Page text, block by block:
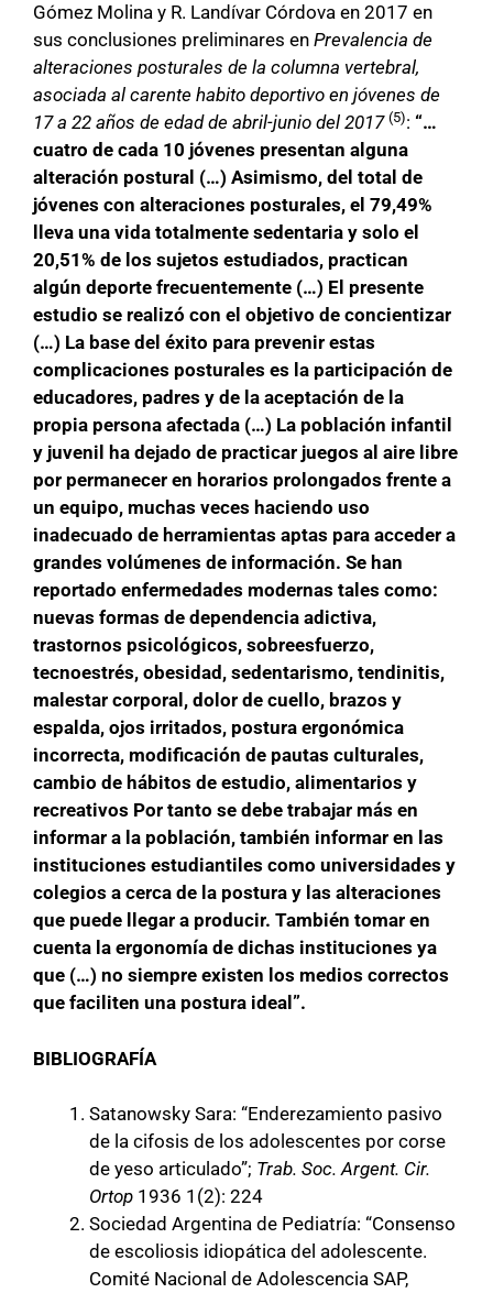
Gómez Molina y R. Landívar Córdova en 2017 en
sus conclusiones preliminares en Prevalencia de
alteraciones posturales de la columna vertebral,
asociada al carente habito deportivo en jóvenes de
17 a 22 años de edad de abril-junio del 2017 (5): “…
cuatro de cada 10 jóvenes presentan alguna
alteración postural (…) Asimismo, del total de
jóvenes con alteraciones posturales, el 79,49%
lleva una vida totalmente sedentaria y solo el
20,51% de los sujetos estudiados, practican
algún deporte frecuentemente (…) El presente
estudio se realizó con el objetivo de concientizar
(…) La base del éxito para prevenir estas
complicaciones posturales es la participación de
educadores, padres y de la aceptación de la
propia persona afectada (…) La población infantil
y juvenil ha dejado de practicar juegos al aire libre
por permanecer en horarios prolongados frente a
un equipo, muchas veces haciendo uso
inadecuado de herramientas aptas para acceder a
grandes volúmenes de información. Se han
reportado enfermedades modernas tales como:
nuevas formas de dependencia adictiva,
trastornos psicológicos, sobreesfuerzo,
tecnoestrés, obesidad, sedentarismo, tendinitis,
malestar corporal, dolor de cuello, brazos y
espalda, ojos irritados, postura ergonómica
incorrecta, modificación de pautas culturales,
cambio de hábitos de estudio, alimentarios y
recreativos Por tanto se debe trabajar más en
informar a la población, también informar en las
instituciones estudiantiles como universidades y
colegios a cerca de la postura y las alteraciones
que puede llegar a producir. También tomar en
cuenta la ergonomía de dichas instituciones ya
que (…) no siempre existen los medios correctos
que faciliten una postura ideal”.
BIBLIOGRAFÍA
Satanowsky Sara: “Enderezamiento pasivo
de la cifosis de los adolescentes por corse
de yeso articulado”; Trab. Soc. Argent. Cir.
Ortop 1936 1(2): 224
Sociedad Argentina de Pediatría: “Consenso
de escoliosis idiopática del adolescente.
Comité Nacional de Adolescencia SAP,